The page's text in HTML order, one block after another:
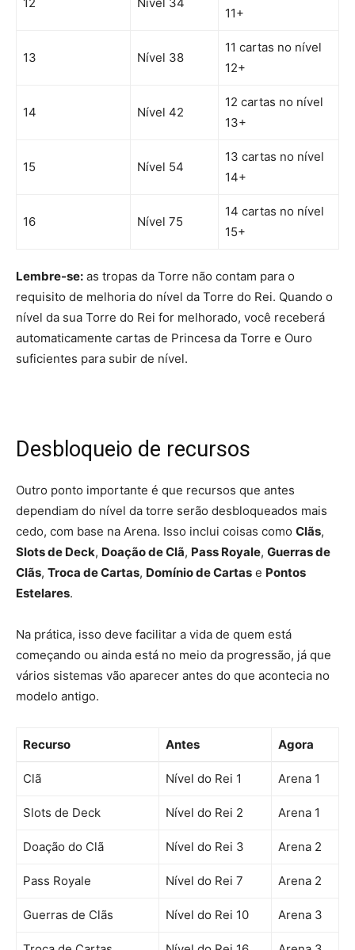
11+
13 Nível 38
11 cartas no nível
12+
14 Nível 42
12 cartas no nível
13+
15 Nível 54
13 cartas no nível
14+
16 Nível 75
14 cartas no nível
15+
Lembre-se: as tropas da Torre não contam para o
requisito de melhoria do nível da Torre do Rei. Quando o
nível da sua Torre do Rei for melhorado, você receberá
automaticamente cartas de Princesa da Torre e Ouro
suficientes para subir de nível.
Desbloqueio de recursos
Outro ponto importante é que recursos que antes
dependiam do nível da torre serão desbloqueados mais
cedo, com base na Arena. Isso inclui coisas como Clãs,
Slots de Deck, Doação de Clã, Pass Royale, Guerras de
Clãs, Troca de Cartas, Domínio de Cartas e Pontos
Estelares.
Na prática, isso deve facilitar a vida de quem está
começando ou ainda está no meio da progressão, já que
vários sistemas vão aparecer antes do que acontecia no
modelo antigo.
Recurso Antes Agora
Clã Nível do Rei 1 Arena 1
Slots de Deck Nível do Rei 2 Arena 1
Doação do Clã Nível do Rei 3 Arena 2
Pass Royale Nível do Rei 7 Arena 2
Guerras de Clãs Nível do Rei 10 Arena 3